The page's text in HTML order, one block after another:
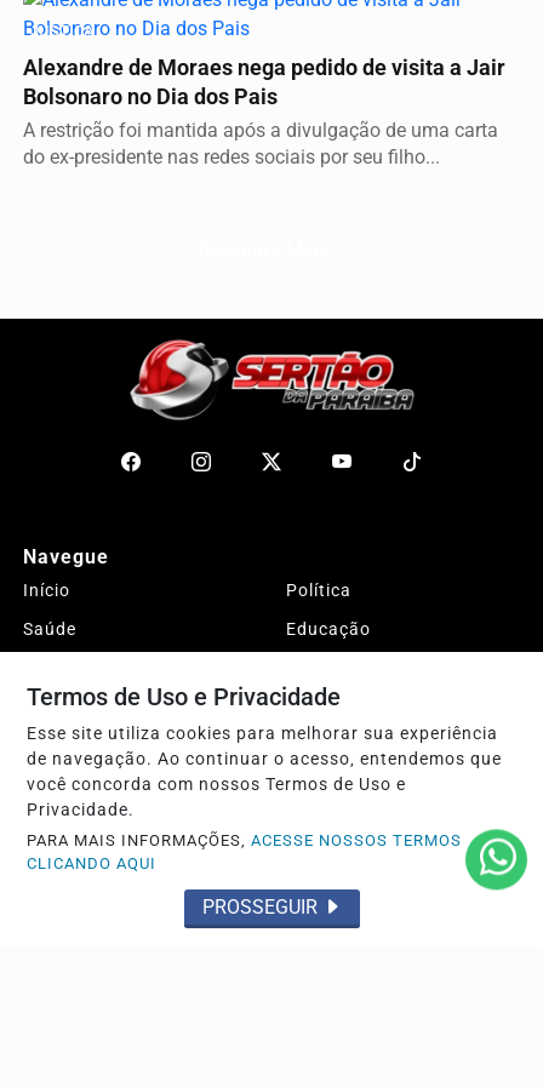
JUSTIÇA
Alexandre de Moraes nega pedido de visita a Jair
Bolsonaro no Dia dos Pais
A restrição foi mantida após a divulgação de uma carta
do ex-presidente nas redes sociais por seu filho...
Navegue
Início
Política
Saúde
Educação
Entretenimento
Esportes
DESTAQUES
Justiça
Conteúdo Patrocinado
Agro
Polícia
Expediente
Termos de Uso e Privacidade
Esse site utiliza cookies para melhorar sua experiência
de navegação. Ao continuar o acesso, entendemos que
você concorda com nossos Termos de Uso e
Privacidade.
PARA MAIS INFORMAÇÕES,ACESSE NOSSOS TERMOS
CLICANDO AQUI
PROSSEGUIR